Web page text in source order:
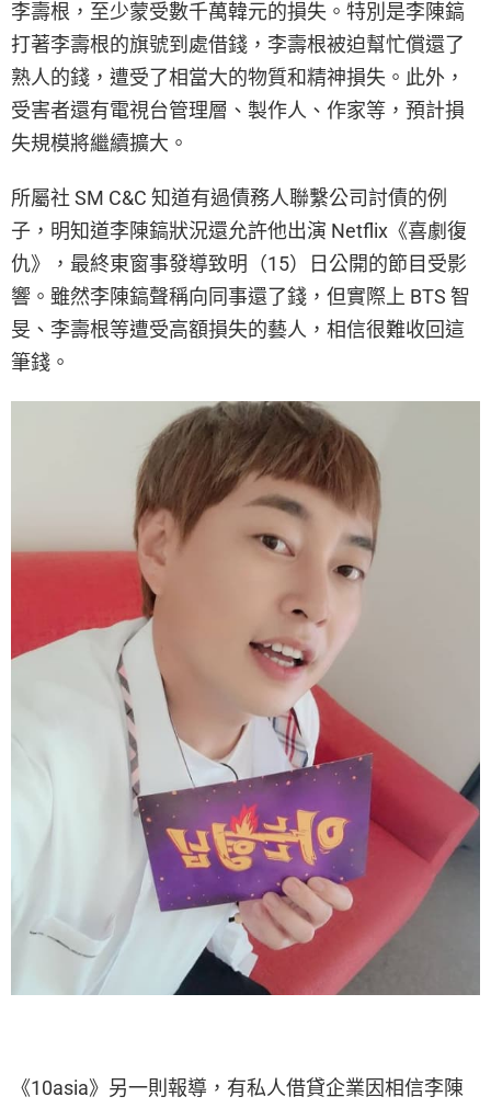
李壽根，至少蒙受數千萬韓元的損失。特別是李陳鎬
打著李壽根的旗號到處借錢，李壽根被迫幫忙償還了
熟人的錢，遭受了相當大的物質和精神損失。此外，
受害者還有電視台管理層、製作人、作家等，預計損
失規模將繼續擴大。
所屬社 SM C&C 知道有過債務人聯繫公司討債的例
子，明知道李陳鎬狀況還允許他出演 Netflix《喜劇復
仇》，最終東窗事發導致明（15）日公開的節目受影
響。雖然李陳鎬聲稱向同事還了錢，但實際上 BTS 智
旻、李壽根等遭受高額損失的藝人，相信很難收回這
筆錢。
《10asia》另一則報導，有私人借貸企業因相信李陳